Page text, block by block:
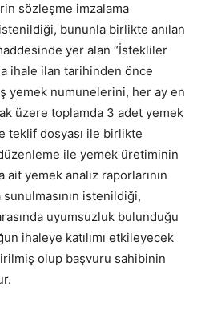
sözleşme imzalama
bununla birlikte anılan
yer alan “İstekliler
ihale ilan tarihinden önce
yemek numunelerini, her ay en
üzere toplamda 3 adet yemek
teklif dosyası ile birlikte
ile yemek üretiminin
yemek analiz raporlarının
sunulmasının istenildiği,
uyumsuzluk bulunduğu
ihaleye katılımı etkileyecek
olup başvuru sahibinin